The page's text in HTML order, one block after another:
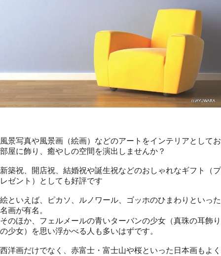
風景写真や風景画（絵画）などのアートをインテリアとしてお
部屋に飾り、癒やしの空間を演出しませんか？
新築祝、開店祝、結婚祝や誕生祝などのおしゃれなギフト（プ
レゼント）としても好評です
絵といえば、ピカソ、ルノワール、ゴッホのひまわりといった
名画が有名。
そのほか、フェルメールの青いターバンの少女（真珠の耳飾り
の少女）を思い浮かべる人も多いはずです。
西洋画だけでなく、赤富士・富士山や桜といった日本画もよく